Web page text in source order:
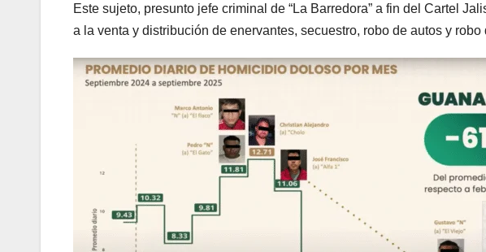
Este sujeto, presunto jefe criminal de “La Barredora” a fin del Cartel
a la venta y distribución de enervantes, secuestro, robo de autos y robo